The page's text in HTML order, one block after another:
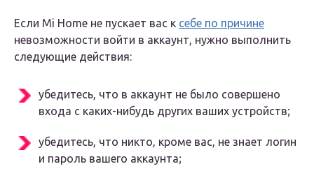
Если Mi Home не пускает вас к себе по причине
невозможности войти в аккаунт, нужно выполнить
следующие действия:
убедитесь, что в аккаунт не было совершено
входа с каких-нибудь других ваших устройств;
убедитесь, что никто, кроме вас, не знает логин
и пароль вашего аккаунта;